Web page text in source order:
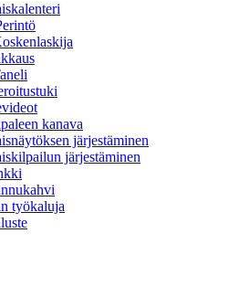
kanava
järjestäminen
järjestäminen
työkaluja